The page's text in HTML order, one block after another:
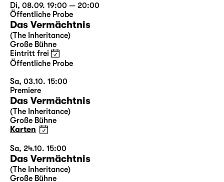
Di, 08.09. 19:00 — 20:00
Öffentliche Probe
Das Vermächtnis
(The Inheritance)
Große Bühne
Eintritt frei
Öffentliche Probe
Sa, 03.10. 15:00
Premiere
Das Vermächtnis
(The Inheritance)
Große Bühne
Karten
Sa, 24.10. 15:00
Das Vermächtnis
(The Inheritance)
Große Bühne